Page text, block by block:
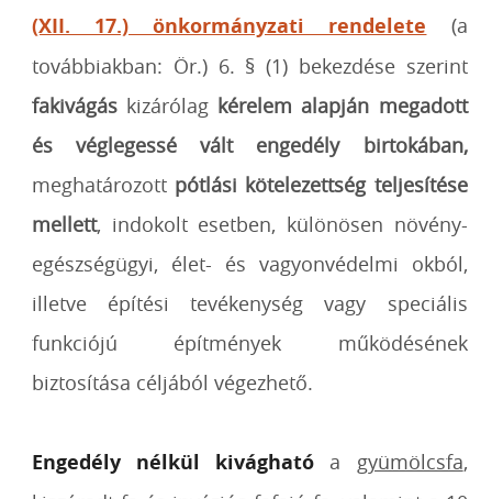
(XII. 17.) önkormányzati rendelete
(a
továbbiakban: Ör.) 6. § (1) bekezdése szerint
fakivágás kizárólag kérelem alapján megadott
és véglegessé vált engedély birtokában,
meghatározott pótlási kötelezettség teljesítése
mellett, indokolt esetben, különösen növény-
egészségügyi, élet- és vagyonvédelmi okból,
illetve építési tevékenység vagy speciális
funkciójú építmények működésének
biztosítása céljából végezhető.
Engedély nélkül kivágható a gyümölcsfa,